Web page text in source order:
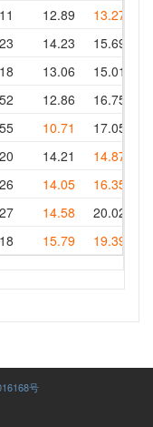
11 12.89 13.27
23 14.23 15.69
18 13.06 15.01
52 12.86 16.75
55 10.71 17.05
20 14.21 14.87
26 14.05 16.35
27 14.58 20.02
18 15.79 19.39
号